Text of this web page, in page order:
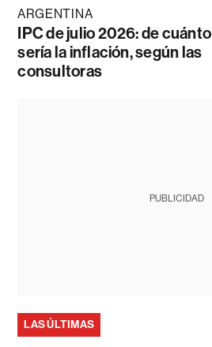
ARGENTINA
IPC de julio 2026: de cuánto
sería la inflación, según las
consultoras
PUBLICIDAD
LAS ÚLTIMAS